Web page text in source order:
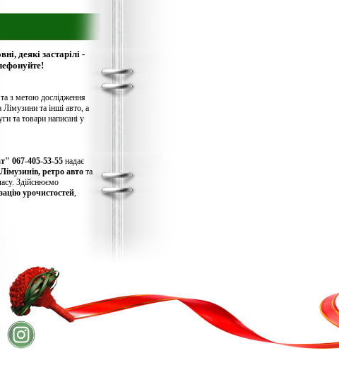
деякі застарілі -
з метою дослідження
Лімузини та інші авто, а
та товари написані у
067-405-53-55 надає
Лімузинів, ретро авто та
Здійснюємо
урочистостей,